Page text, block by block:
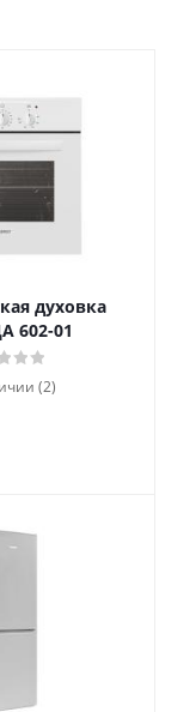
духовка
602-01
(2)